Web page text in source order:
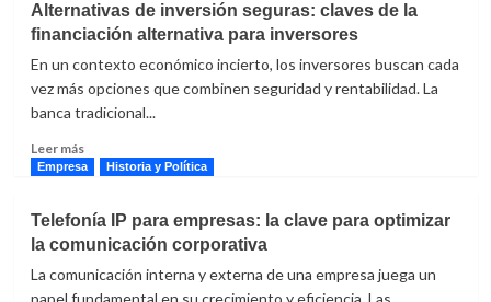
la
economía
y
mercados:
por
qué
seguir
es
clave
Alternativas de inversión seguras: claves de la
financiación alternativa para inversores
En un contexto económico incierto, los inversores buscan cada
vez más opciones que combinen seguridad y rentabilidad. La
banca tradicional...
Leer másLeer
más
de
inversión
seguras:
claves
Empresa Historia y Política
Telefonía IP para empresas: la clave para optimizar
la comunicación corporativa
La comunicación interna y externa de una empresa juega un
papel fundamental en su crecimiento y eficiencia. Las